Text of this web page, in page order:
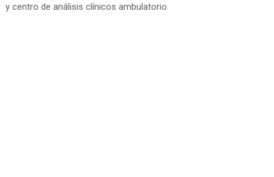
y centro de análisis clínicos ambulatorio.